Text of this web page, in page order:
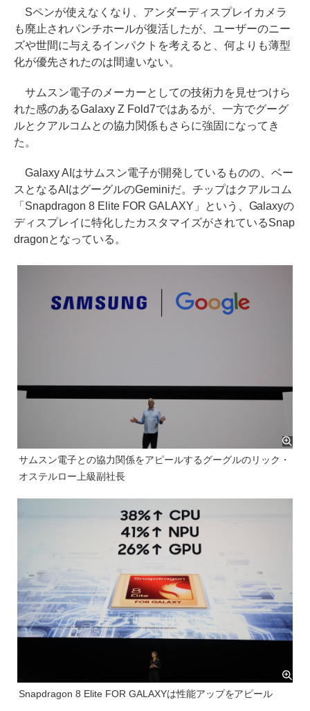
Sペンが使えなくなり、アンダーディスプレイカメラ
も廃止されパンチホールが復活したが、ユーザーのニー
ズや世間に与えるインパクトを考えると、何よりも薄型
化が優先されたのは間違いない。
サムスン電子のメーカーとしての技術力を見せつけら
れた感のあるGalaxy Z Fold7ではあるが、一方でグーグ
ルとクアルコムとの協力関係もさらに強固になってき
た。
Galaxy AIはサムスン電子が開発しているものの、ベー
スとなるAIはグーグルのGeminiだ。チップはクアルコム
「Snapdragon 8 Elite FOR GALAXY」という、Galaxyの
ディスプレイに特化したカスタマイズがされているSnap
dragonとなっている。
サムスン電子との協力関係をアピールするグーグルのリック・
オステルロー上級副社長
Snapdragon 8 Elite FOR GALAXYは性能アップをアピール